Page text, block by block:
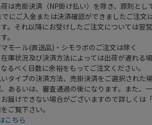
は売掛決済（NP掛け払い）を除き、原則とし
にご入金または決済確認ができましたご注文
。それ以降にお受けしたご注文については翌
。
モール(直送品)・シモラボのご注文は除く
庫状況及び決済方法によっては出荷が遅れる
るべく日数に余裕をもってご注文ください。
タイプの決済方法、売掛決済をご選択された
あるいは、審査通過の後になります。また、
届けできない場合がございますので詳しくは
ご覧下さい。
こちら